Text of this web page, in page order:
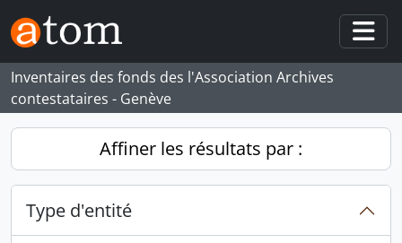
Skip to main content
Inventaires des fonds des l'Association Archives
contestataires - Genève
Affiner les résultats par :
Type d'entité